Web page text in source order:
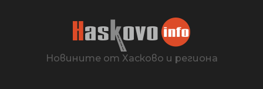
Новините от Хасково и региона